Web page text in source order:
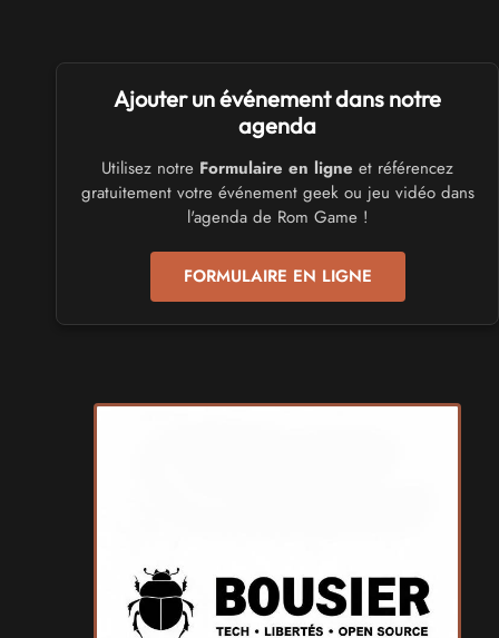
SALONS & CONVENTIONS GEEKS
Trolls et Légendes 2027
du 26 au 28 mars 2027 - à Mons
CULTURE JAPONAISE ET OTAKU
Mang'Azur 2027
les 24 et 25 avril 2027 - à Toulon
SALONS & CONVENTIONS GEEKS
Play Azur Festival 2027
SALONS & CONVENTIONS GEEKS
le 27 septembre 2026 - à Reims
CULTURE JAPONAISE ET OTAKU
Ajouter un événement dans notre
agenda
Utilisez notre Formulaire en ligne et référencez
gratuitement votre événement geek ou jeu vidéo dans
l'agenda de Rom Game !
FORMULAIRE EN LIGNE